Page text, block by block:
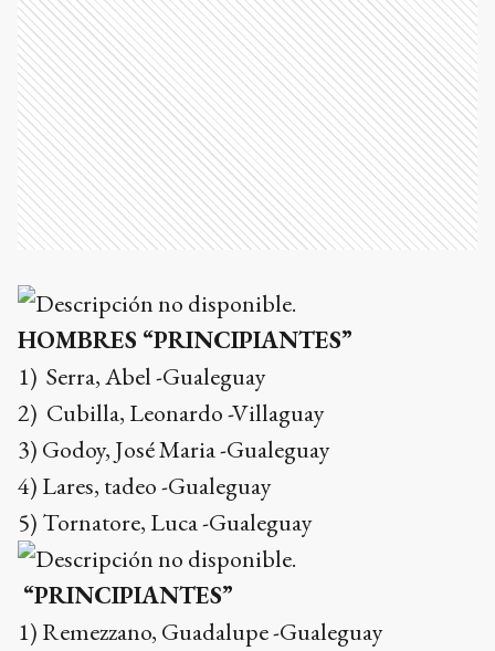
HOMBRES “PRINCIPIANTES”
1) Serra, Abel -Gualeguay
2) Cubilla, Leonardo -Villaguay
3) Godoy, José Maria -Gualeguay
4) Lares, tadeo -Gualeguay
5) Tornatore, Luca -Gualeguay
“PRINCIPIANTES”
1) Remezzano, Guadalupe -Gualeguay